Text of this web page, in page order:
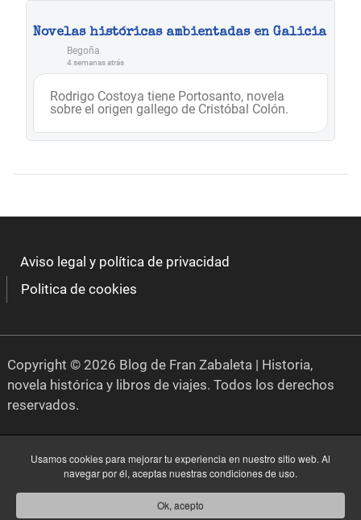
Usamos cookies para mejorar tu experiencia en nuestro sitio web. Al
navegar por él, aceptas nuestras condiciones de uso.
Ok, acepto
Novelas históricas ambientadas en Galicia
Begoña
4 semanas atrás
Rodrigo Costoya tiene Portosanto, novela
sobre el origen gallego de Cristóbal Colón.
Aviso legal y política de privacidad
Politica de cookies
Copyright © 2026 Blog de Fran Zabaleta | Historia,
novela histórica y libros de viajes. Todos los derechos
reservados.